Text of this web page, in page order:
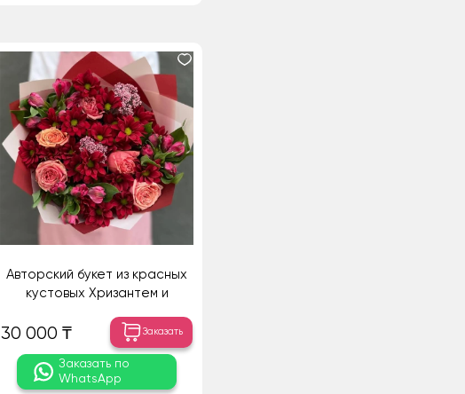
Авторский букет из красных
кустовых Хризантем и
30 000 ₸ Заказать
Заказать по
WhatsApp